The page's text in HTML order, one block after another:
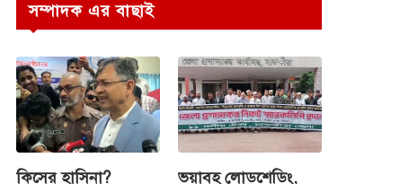
সম্পাদক এর বাছাই
কিসের হাসিনা?
ভয়াবহ লোডশেডিং,